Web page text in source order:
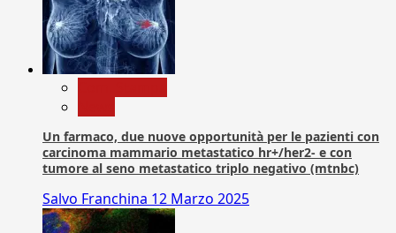
Un farmaco, due nuove opportunità per le pazienti con
carcinoma mammario metastatico hr+/her2- e con
tumore al seno metastatico triplo negativo (mtnbc)
Salvo Franchina 12 Marzo 2025